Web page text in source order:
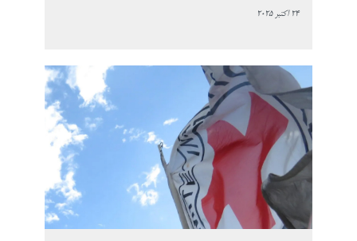
24 اکتبر 2025